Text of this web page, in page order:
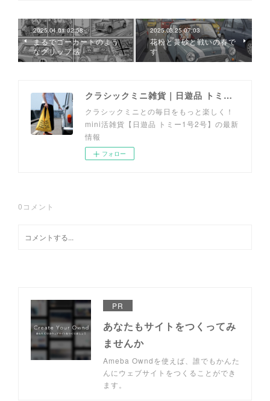
2025.04.01 02:58
まるでゴーカートのよう
なグリップ感
2025.03.25 07:03
花粉と黄砂と戦いの春で
す
クラシックミニ雑貨｜日遊品 トミー1号2号
クラシックミニとの毎日をもっと楽しく！
mini活雑貨【日遊品 トミー1号2号】の最新
情報
フォロー
0 コメント
PR
あなたもサイトをつくってみ
ませんか
Ameba Owndを使えば、誰でもかんた
んにウェブサイトをつくることができ
ます。